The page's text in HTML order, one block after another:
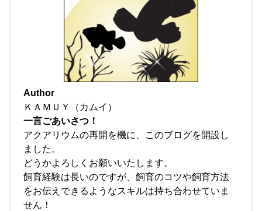
Author
ＫＡＭＵＹ（カムイ）
一言ごあいさつ！
アクアリウムの再開を機に、このブログを開設し
ました。
どうかよろしくお願いいたします。
飼育経験は長いのですが、飼育のコツや飼育方法
をお伝えできるようなスキルは持ち合わせていま
せん！